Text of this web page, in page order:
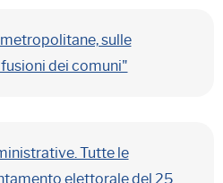
sulle
dei comuni"
Tutte le
elettorale del 25